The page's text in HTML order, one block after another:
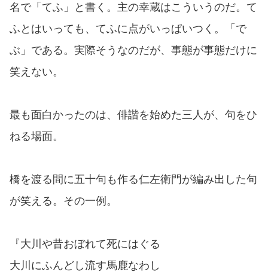
名で「てふ」と書く。主の幸蔵はこういうのだ。て
ふとはいっても、てふに点がいっぱいつく。「で
ぶ」である。実際そうなのだが、事態が事態だけに
笑えない。
最も面白かったのは、俳諧を始めた三人が、句をひ
ねる場面。
橋を渡る間に五十句も作る仁左衛門が編み出した句
が笑える。その一例。
『大川や昔おぼれて死にはぐる
大川にふんどし流す馬鹿なわし